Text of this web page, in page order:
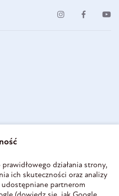
działania strony,
ich skuteczności oraz analizy
udostępniane partnerom